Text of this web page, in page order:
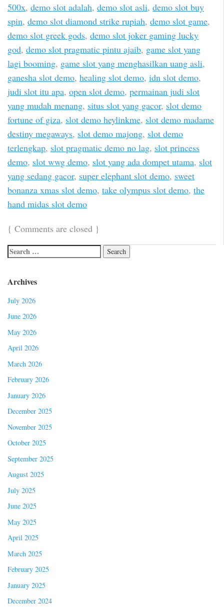
500x, demo slot adalah, demo slot asli, demo slot buy
spin, demo slot diamond strike rupiah, demo slot game,
demo slot greek gods, demo slot joker gaming lucky
god, demo slot pragmatic pintu ajaib, game slot yang
lagi booming, game slot yang menghasilkan uang asli,
ganesha slot demo, healing slot demo, idn slot demo,
judi slot itu apa, open slot demo, permainan judi slot
yang mudah menang, situs slot yang gacor, slot demo
fortune of giza, slot demo heylinkme, slot demo madame
destiny megaways, slot demo majong, slot demo
terlengkap, slot pragmatic demo no lag, slot princess
demo, slot wwg demo, slot yang ada dompet utama, slot
yang sedang gacor, super elephant slot demo, sweet
bonanza xmas slot demo, take olympus slot demo, the
hand midas slot demo
{ Comments are closed }
Archives
July 2026
June 2026
May 2026
April 2026
March 2026
February 2026
January 2026
December 2025
November 2025
October 2025
September 2025
August 2025
July 2025
June 2025
May 2025
April 2025
March 2025
February 2025
January 2025
December 2024